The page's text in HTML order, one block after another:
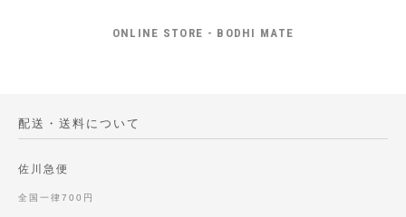
ONLINE STORE - BODHI MATE
配送・送料について
佐川急便
全国一律700円